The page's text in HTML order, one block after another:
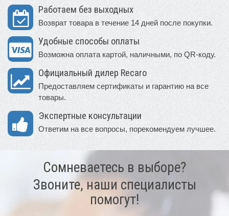
Работаем без выходных
Возврат товара в течение 14 дней после покупки.
Удобные способы оплаты
Возможна оплата картой, наличными, по QR-коду.
Официальный дилер Recaro
Предоставляем сертификаты и гарантию на все
товары.
Экспертные консультации
Ответим на все вопросы, порекомендуем лучшее.
Сомневаетесь в выборе?
Звоните, наши специалисты
помогут!